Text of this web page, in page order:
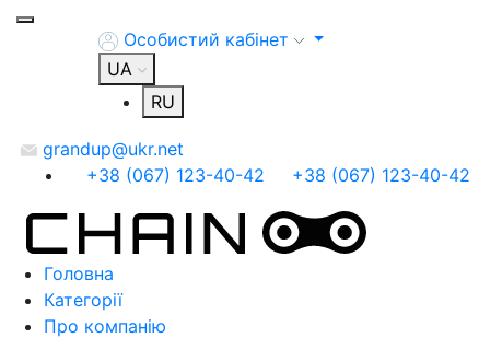
Особистий кабінет
UA
RU
grandup@ukr.net
+38 (067) 123-40-42
+38 (067) 123-40-42
Головна
Категорії
Про компанію